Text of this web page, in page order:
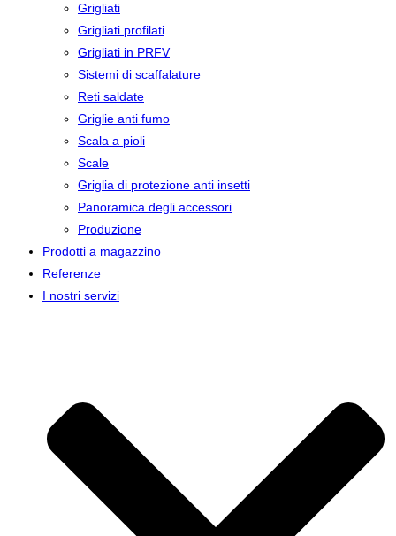
Grigliati
Grigliati profilati
Grigliati in PRFV
Sistemi di scaffalature
Reti saldate
Griglie anti fumo
Scala a pioli
Scale
Griglia di protezione anti insetti
Panoramica degli accessori
Produzione
Prodotti a magazzino
Referenze
I nostri servizi